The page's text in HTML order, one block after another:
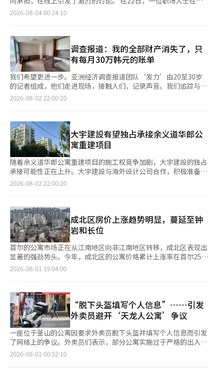
出：“随意更改规制，造成了受害者。”他们表示：“想起听文在
寅的话卖房后租房，结果和妻子争吵离婚的四十岁人群。”还有人
把国家搞得一团糟。”等。 另一方面，实际的征税情况和适用对
象可能会根据未来国会立法过程和最终确定的税法及实施细则而有
所变化。※ 本报道经人工智能（AI）系统翻译与编辑。
亿权金融委员会主席在同一时期也购买了同一小区的公寓。李亿权
于2013年在被派往日内瓦联合国代表团前，购买了开浦公寓1单元
年到2018年拆迁开始，他从未实际居住过。李主席的实际居住地
为大治洞、道谷洞的租赁房或龙仁市的苏智公寓，而开浦公寓1单
元的公寓目前已重建为D.H.首尔公寓，市场价格达到47亿至50亿韩
元。 金用范总统室政策室长与配偶共同持有位于首尔西初区西初
雷米安的公寓。他在重建推进期间获得了入驻权，现持有该公寓，
完工后因国际机构工作等原因未实际居住，而是出租，目前仍在持
有中，该公寓的市场价格约为30亿韩元。 此前，首尔公寓价格在
不同政府期间差异显著。根据经济正义实践市民联盟（经实联）和
约10%。随后在朴槿惠政府时期上涨约21%，而在文在寅政府期
间则从5亿8000万韩元飙升至12亿6000万韩元，涨幅约为119%。
尹锡悦政府期间仅上涨约1%，而李在明政府在成立约一年后上涨
约23%。 以首尔江南区的压九亭现代公寓为例，在文在寅政府期
间，即2017年约为15亿韩元，至2022年约为75亿韩元，涨幅达约
60亿韩元，达到400%。
就引发了争议，但随着金室长的房地产持有历史被曝光，争议愈演
愈烈。 根据政府公职人员伦理委员会的财产公开资料，金室长与
㎡）。该公寓是于2000年以约4亿韩元购买了半浦洞极东公寓的重
建入驻权，现已转移至现在的西大门美安，当前市场估价约为30亿
韩元左右。 因此，在职场人匿名社区“盲目”上也出现了批评帖
子。 一位自称在西英工程工作的作者写道：“问他是否愿意让自
己的孩子住在租赁住房时，他却大发雷霆，为什么普通社会新人能
够获得的支撑贷款、垫脚石贷款预算却全被削减？”并表示：“我
因此无法支持民主党到死。这样的双重标准太令人厌恶。” 接
着，他还指出：“居住稳定的人往往会变得保守，因此在国民力量
来的选举中形成有利局面，这种怀疑无法消除。” 其他网友也纷
纷表示：“对年轻人推荐租赁住房，自己家人提到时却发
怒”，“言行更重要”，“制定政策的人必须符合国民的期望”等
等，继续进行批评。
名社区发布了题为“没有孩子的家庭为什么要为游乐场的维护费用
的家庭承担。 A的观点强调了在公寓管理费不断增加的情况下，实
际使用设施的人应承担费用的“受益者负担原则”。帖子被分享
后，争论的范围扩大到了公寓内其他公共设施的运营费用，包括健
身房、高尔夫练习场、老年活动中心和自习室等。 一些网友对此
表示赞同。一位网友评论道：“屏幕高尔夫和健身房都向使用者收
取额外费用，为什么游乐场就必须由所有家庭共同承担？” 另一
位网友指出：“管理费明细中包含了很多未使用设施的运营费用，
单凭是公共设施就无标准地分摊费用也是问题。” 还有声音认
现实。与过去大多数家庭都有孩子的情况不同，家庭生活方式多样
化，因此管理费的征收标准也需要更细化。 一些网友表示：“没
有孩子的家庭可能一辈子都不会使用游乐场”，“如果只有少数人
使用的设施，可以讨论增加使用者的负担”，“这并不是一个无条
件自私的主张。” 还有人提出，像接驳巴士站、老年休息室、老
年活动中心和居民运动设施等特定家庭主要使用的设施也应适用同
样的标准。需要公开各设施的维护费用，并由使用家庭和所有家庭
共同承担费用。 然而，整体在线反应对A的主张持批评态度。因为
的公寓公共设施。 网友们表示：“游乐场也是公寓小区共同购买
的资产”，“仅仅因为不使用就不承担管理责任是不合理
的”，“住在共同住宅中，所有必要的公共费用都很难按个人分
摊。” 如果完全按照A的逻辑，住在低层的居民是否可以少交电梯
电费，拥有车辆的家庭是否可以不交地下停车场的维护费呢？对此
的反驳也接踵而至。 网友们指出：“一楼的居民几乎不使用电
梯，是否应该从维修费中排除？”“没有车的家庭是否可以不交停
车场的照明和通风费用？”“没有自行车的居民是否应该要求减免
始根据实际使用次数计算公共设施费用，管理费的计算将变得过于
复杂。 一位网友尖锐地指出：“这样说来，晚上不外出的人就不
需要支付小区照明的电费。”另一位网友则表示：“如果觉得费用
太贵，成年人也可以偶尔去玩秋千。” 许多人认为，游乐场对整
个小区的居住环境和价值有影响。即使没有孩子的居民不直接使用
游乐场，安全管理良好的游乐场和宜人的绿化也能对公寓形象和房
价产生积极影响。 网友们指出：“如果游乐场设施老化且被闲
2026-08-04 00:24:10
调查报道：我的全部财产消失了，只
有每月30万韩元的账单
我们希望更进一步。亚洲经济调查报道团队‘发力’由20至30岁
的记者组成，他们走进现场，接触人们，记录声音。我们追踪与生
活息息相关的经济、产业、政治、社会、房地产和文化等各个领域
声音，我们将再次确认并执着追问。我们会走到读者无法到达的地
方。在首尔江南区三星洞的韩国建筑技术人协会（以下简称协会）
别馆，一家资本金仅为1000万韩元的租赁公司索博林州（以下简
称索博林）整栋租赁了该建筑，并与28户租户签订了转租合同，收
取了约100亿韩元的保证金。租户们相信作为国土交通部主管的法
定团体协会的公信力而签订合同，但当索博林拖欠租金导致合同解
除后，他们却未能拿回保证金，被迫流落街头。初审法院未承认协
会的赔偿责任，受害者们目前正在进行上诉。受害者们被迫流落街
讼，并动用法院执行官进行强制执行。在此过程中，受害者的房屋
一角贴上了“解除房地产占有，执行官保管，但不得改变现状，债
务人不得使用并转让给他人”的公告。此外，协会在搬迁期限后还
收取了每月高达30万韩元的使用费。受害者们的生活被摧毁。受害
者A表示：“我无处可去，只能回到父母家，但所有财产的消失足
以让我崩溃。”她还说：“孩子也找来了，但我不仅无法梦想未
来，心中只有绝望。”她感慨：“如果还有保证金，我或许可以尝
试申请公租房等其他机会，但一切选择都消失了，我不知道要在父
情况下，曾被判定为完全康复的疾病复发。在诉讼进行期间，B的
病情恶化，最终于2024年去世，目前其丈夫正在代替已故妻子继
续进行法律斗争。受害者C在母亲经历长期癌症斗争后去世，带着
母亲留下的全部财产保证金入住。由于在原居所生活情感上感到困
难，她选择了治安良好且安全的该建筑，但在入住仅一个半月后便
得知了租赁诈骗的事实。C表示：“得知母亲留下的珍贵遗产和我
所有财产可能会全部失去的现实，我感到震惊。”协会别馆公寓目
前正在正常出租，接收新租户。在受害者们搬离并要求退还保证金
2026-08-02 22:00:20
大宇建設有望独占承接余义道华郎公
寓重建项目
随着余义道华郎公寓重建项目的施工权竞争加剧，大宇建設的独占
承接可能性正在上升。大宇建設与海外设计公司合作，积极准备投
标，并且投标条件中要求高端品牌和完工业绩，使得大宇建設成为
传指南遵守承诺书的建筑公司才能参加现场说明会。根据7月31日
下午1时的预先文件提交截止结果，大宇建設和嘉怡S&D两家公司
提交了文件，获得了参加现场说明会的资格。 协会仅向提交了投
标参与意向书和宣传指南遵守承诺书的建筑公司授予现场说明会的
参与资格。之后，协会将在10月召开总会，计划于11月中旬选定
施工公司。 然而，实际形成竞争格局的可能性并不大。大宇建設
早已将华郎公寓视为战略业务地，投入了大量精力进行投标准备，
而投标指南中规定的高端品牌拥有和完工业绩等条件，符合的建筑
公司参与的负担因素。 华郎公寓重建协会相关人士表示：“我们
计划于11月召开施工公司选定总会，目前来看，单独投标的可能性
较高。” 大宇建設在投标公告之前就已完成了替代设计的准备。
公司已完成合作伙伴的组建并签署了合同，并与荷兰全球建筑设计
公司UNStudio合作，以实现差异化设计。UNStudio曾设计德国梅
赛德斯-奔驰博物馆和中国杭州莱佛士城等项目，在国内参与了汉
南4区重建、银马公寓重建和开浦优胜4次重建等项目。 大宇建設
对华郎公寓的重视，源于其将余义道发展为核心战略业务地的构
想。大宇建設在2002年推出了国内首个高端综合体“特朗普世
2026-08-02 22:00:20
成北区房价上涨趋势明显，蔓延至钟
岩和长位
首尔的公寓市场正在从江南地区向非江南地区转移，成北区表现出
显著的强劲势头。今年，成北区的公寓价格累计上涨率在首尔25个
自治区中唯一超过10%，最近的交易和租赁价格上涨率同时创下首
区‘填补差距’根据31日韩国房地产院的数据，截至本月第四周，
成北区的公寓成交价格较年初上涨了10.31%。这一涨幅是去年同
期1.49%的约7倍。在首尔25个自治区中，累计上涨率超过10%的
地区只有成北区。 紧随其后的是九老区上涨8.80%，江西区上涨
8.78%，西大门区上涨8.04%，东大门区上涨7.97%，这些地区的
累计上涨率均位于前列。去年，由汉江沿岸和江南地区的高价公寓
主导了首尔的房价上涨，而今年则是相对价格负担较低的非江南地
区开始显现出明显的‘填补差距’趋势。 最近的周统计数据也证
实了成北区的强劲表现。根据KB国民银行KB房地产发布的7月第
2026-08-01 19:04:00
“脱下头盔填写个人信息”……引发
外卖员避开‘天龙人公寓’争议
一座位于釜山的公寓因要求外卖员脱下头盔并填写个人信息而引发
了网络上的争议。外卖员们表示，部分公寓实施过于严格的出入程
序，甚至使用了“天龙人公寓”这一说法。 争议始于一名在釜山
的视频。视频时长约2分钟，记录了A与管理人员及订单者之间关
2026-08-01 00:52:10
页